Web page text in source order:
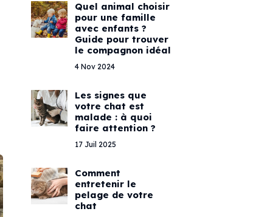
Quel animal choisir
pour une famille
avec enfants ?
Guide pour trouver
le compagnon idéal
4 Nov 2024
Les signes que
votre chat est
malade : à quoi
faire attention ?
17 Juil 2025
Comment
entretenir le
pelage de votre
chat